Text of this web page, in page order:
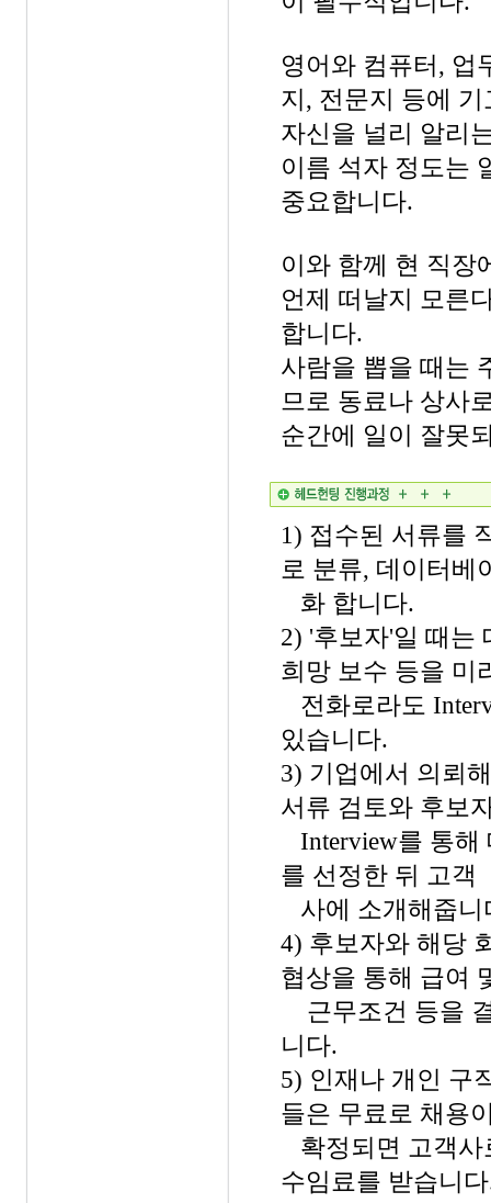
영어와 컴퓨터, 업
지, 전문지 등에
자신을 널리 알리
이름 석자 정도는
중요합니다.
이와 함께 현 직장
언제 떠날지 모른
합니다.
사람을 뽑을 때는
므로 동료나 상사
순간에 일이 잘못
1) 접수된 서류를
로 분류, 데이터베
화 합니다.
2) '후보자'일 때는
희망 보수 등을 미
전화로라도
있습니다.
3) 기업에서 의뢰
서류 검토와 후보
Interview를 통해
를 선정한 뒤 고객
사에 소개해줍니
4) 후보자와 해당
협상을 통해 급여
근무조건 등을
니다.
5) 인재나 개인 구
들은 무료로 채용
확정되면 고객사
수임료를 받습니